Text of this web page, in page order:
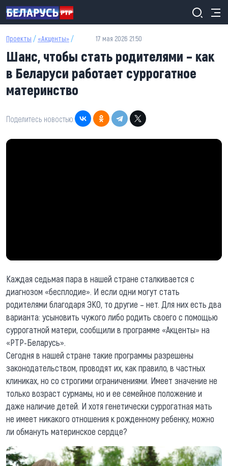
Перейти к основному содержанию
Проекты / «Акценты» / 17 мая 2026 21:50
Шанс, чтобы стать родителями – как
в Беларуси работает суррогатное
материнство
Поделитесь новостью:
Каждая седьмая пара в нашей стране сталкивается с
диагнозом «бесплодие». И если одни могут стать
родителями благодаря ЭКО, то другие – нет. Для них есть два
варианта: усыновить чужого либо родить своего с помощью
суррогатной матери, сообщили в программе «Акценты» на
«РТР-Беларусь».
Сегодня в нашей стране такие программы разрешены
законодательством, проводят их, как правило, в частных
клиниках, но со строгими ограничениями. Имеет значение не
только возраст сурмамы, но и ее семейное положение и
даже наличие детей. И хотя генетически суррогатная мать
не имеет никакого отношения к рожденному ребенку, можно
ли обмануть материнское сердце?